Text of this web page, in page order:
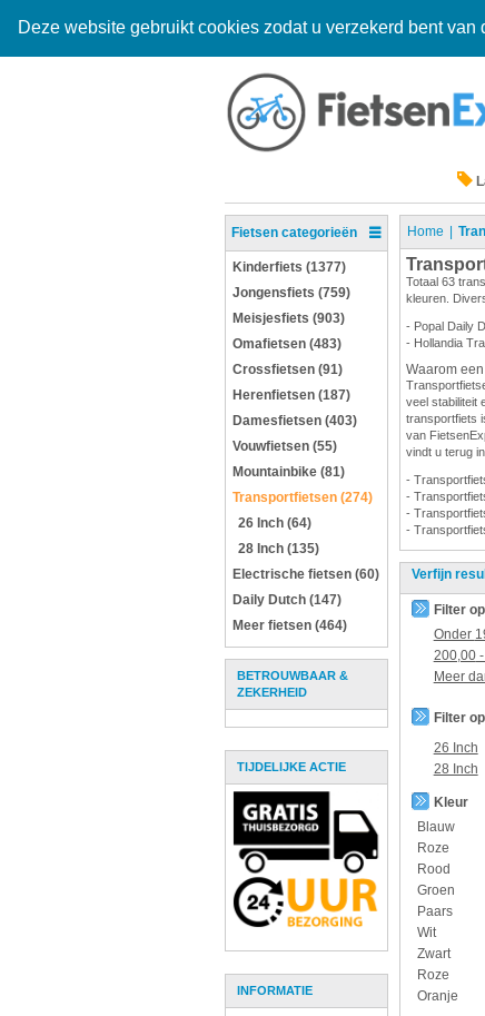
Deze website gebruikt cookies zodat u verzekerd bent van
Fietsen categorieën
Kinderfiets (1377)
Jongensfiets (759)
Meisjesfiets (903)
Omafietsen (483)
Crossfietsen (91)
Herenfietsen (187)
Damesfietsen (403)
Vouwfietsen (55)
Mountainbike (81)
Transportfietsen (274)
26 Inch (64)
28 Inch (135)
Electrische fietsen (60)
Daily Dutch (147)
Meer fietsen (464)
BETROUWBAAR &
ZEKERHEID
TIJDELIJKE ACTIE
INFORMATIE
Home
Totaal 63
kleuren.
- Popal Daily
- Hollandia
Waarom
veel stabiliteit
transportfiets
van
vindt u terug
-
-
-
-
Verfijn
Filter
Onder
200,00-
Meer
Filter
26 Inch
28 Inch
Kleur
Blauw
Roze
Rood
Groen
Paars
Wit
Zwart
Roze
Oranje